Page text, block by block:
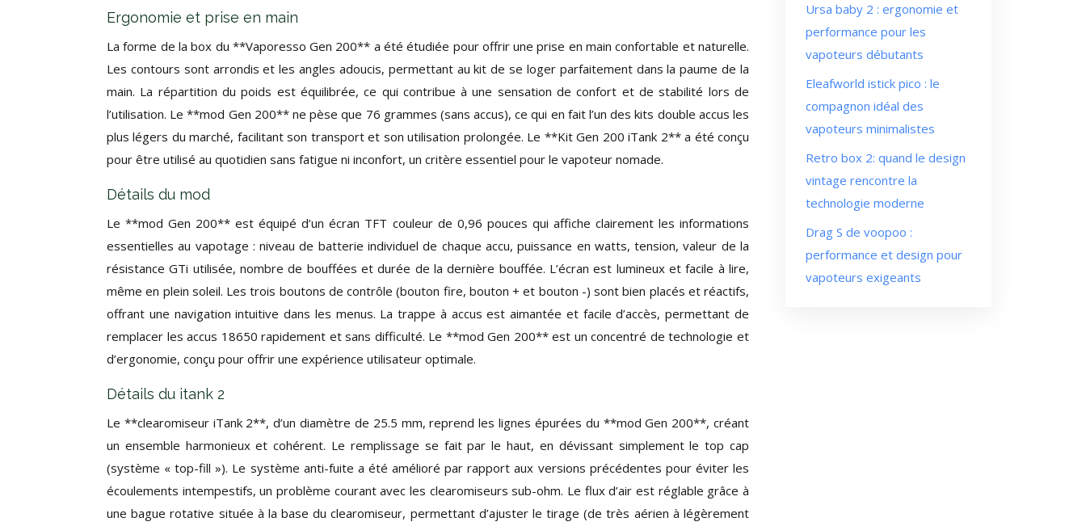
Ergonomie et prise en main
La forme de la box du **Vaporesso Gen 200** a été étudiée pour offrir une prise en main confortable et naturelle.
Les contours sont arrondis et les angles adoucis, permettant au kit de se loger parfaitement dans la paume de la
main. La répartition du poids est équilibrée, ce qui contribue à une sensation de confort et de stabilité lors de
l’utilisation. Le **mod Gen 200** ne pèse que 76 grammes (sans accus), ce qui en fait l’un des kits double accus les
plus légers du marché, facilitant son transport et son utilisation prolongée. Le **Kit Gen 200 iTank 2** a été conçu
pour être utilisé au quotidien sans fatigue ni inconfort, un critère essentiel pour le vapoteur nomade.
Détails du mod
Le **mod Gen 200** est équipé d’un écran TFT couleur de 0,96 pouces qui affiche clairement les informations
essentielles au vapotage : niveau de batterie individuel de chaque accu, puissance en watts, tension, valeur de la
résistance GTi utilisée, nombre de bouffées et durée de la dernière bouffée. L’écran est lumineux et facile à lire,
même en plein soleil. Les trois boutons de contrôle (bouton fire, bouton + et bouton -) sont bien placés et réactifs,
offrant une navigation intuitive dans les menus. La trappe à accus est aimantée et facile d’accès, permettant de
remplacer les accus 18650 rapidement et sans difficulté. Le **mod Gen 200** est un concentré de technologie et
d’ergonomie, conçu pour offrir une expérience utilisateur optimale.
Détails du itank 2
Le **clearomiseur iTank 2**, d’un diamètre de 25.5 mm, reprend les lignes épurées du **mod Gen 200**, créant
un ensemble harmonieux et cohérent. Le remplissage se fait par le haut, en dévissant simplement le top cap
(système « top-fill »). Le système anti-fuite a été amélioré par rapport aux versions précédentes pour éviter les
écoulements intempestifs, un problème courant avec les clearomiseurs sub-ohm. Le flux d’air est réglable grâce à
une bague rotative située à la base du clearomiseur, permettant d’ajuster le tirage (de très aérien à légèrement
Ursa baby 2 : ergonomie et
performance pour les
vapoteurs débutants
Eleafworld istick pico : le
compagnon idéal des
vapoteurs minimalistes
Retro box 2: quand le design
vintage rencontre la
technologie moderne
Drag S de voopoo :
performance et design pour
vapoteurs exigeants